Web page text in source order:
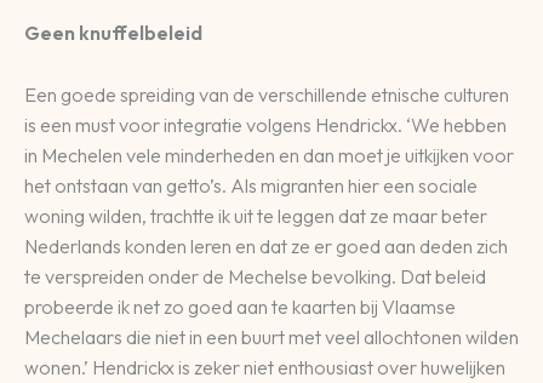
Geen knuffelbeleid
Een goede spreiding van de verschillende etnische culturen
is een must voor integratie volgens Hendrickx. ‘We hebben
in Mechelen vele minderheden en dan moet je uitkijken voor
het ontstaan van getto’s. Als migranten hier een sociale
woning wilden, trachtte ik uit te leggen dat ze maar beter
Nederlands konden leren en dat ze er goed aan deden zich
te verspreiden onder de Mechelse bevolking. Dat beleid
probeerde ik net zo goed aan te kaarten bij Vlaamse
Mechelaars die niet in een buurt met veel allochtonen wilden
wonen.’ Hendrickx is zeker niet enthousiast over huwelijken